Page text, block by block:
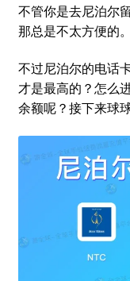
不管你是去尼泊尔
那总是不太方便的。
不过尼泊尔的电话
才是最高的？怎么
余额呢？接下来球